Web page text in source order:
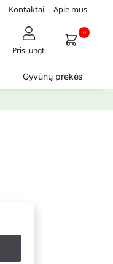
Kontaktai Apie mus
Prisijungti
0
Gyvūnų prekės